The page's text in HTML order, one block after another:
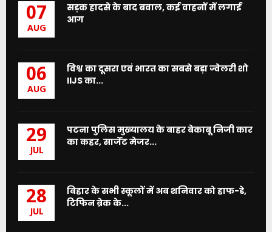
07
AUG
सड़क हादसे के बाद बवाल, कई वाहनों में लगाई
आग
06
AUG
विश्व का दूसरा एवं भारत का सबसे बड़ा ज्वेलरी शो
IIJS का...
29
JUL
पटना पुलिस मुख्यालय के बाहर बेकाबू निजी कार
का कहर, सार्जेंट मेजर...
28
JUL
बिहार के सभी स्कूलों में अब शनिवार को हाफ-डे,
टिफिन ब्रेक के...